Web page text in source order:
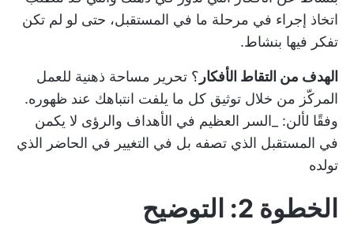
اتخاذ إجراء في مرحلة ما في المستقبل، حتى لو لم تكن
تفكر فيها بنشاط.
الهدف من التقاط الأفكار ؟ تحرير مساحة ذهنية للعمل
المركّز من خلال توثيق كل ما يلفت انتباهك عند ظهوره.
وفقًا لألن: _السر العظيم في الأهداف والرؤى لا يكمن
في المستقبل الذي تصفه بل في التغيير في الحاضر الذي
تولده
الخطوة 2: التوضيح